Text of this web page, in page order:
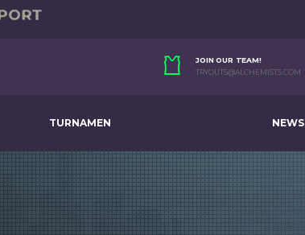
JOIN OUR TEAM!
TRYOUTS@ALCHEMISTS.COM
TURNAMEN NEWS